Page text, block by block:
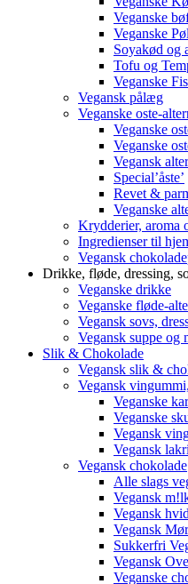
Veganske
Veganske
Soyakød og
Tofu og
Veganske
Vegansk pålæg
Veganske oste-
Veganske
Veganske
Vegansk
Special’åste’
Revet &
Veganske
Krydderier, aroma
Ingredienser til
Vegansk
Drikke, fløde, dressing,
Veganske drikke
Veganske fløde-
Vegansk sovs,
Vegansk suppe og
Slik & Chokolade
Vegansk slik &
Vegansk
Veganske
Veganske
Vegansk
Vegansk
Vegansk chokolade
Alle slags
Vegansk
Vegansk
Vegansk
Sukkerfri
Vegansk
Veganske